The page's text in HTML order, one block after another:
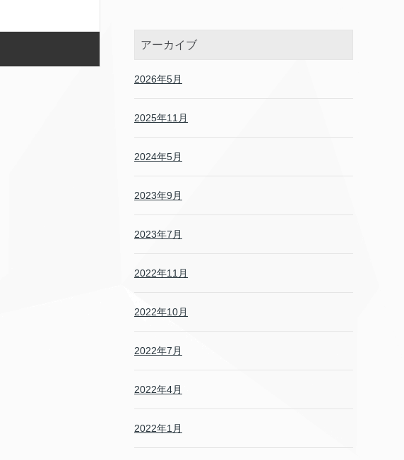
アーカイブ
2026年5月
2025年11月
2024年5月
2023年9月
2023年7月
2022年11月
2022年10月
2022年7月
2022年4月
2022年1月